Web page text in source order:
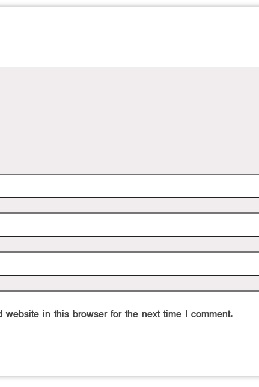
website in this browser for the next time I comment.